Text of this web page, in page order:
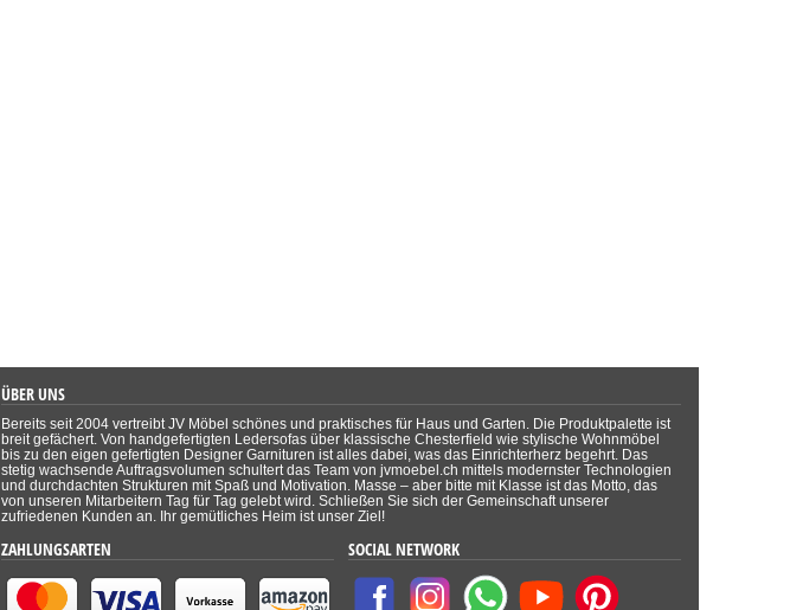
ÜBER UNS
Bereits seit 2004 vertreibt JV Möbel schönes und praktisches für Haus und Garten. Die Produktpalette ist
breit gefächert. Von handgefertigten Ledersofas über klassische Chesterfield wie stylische Wohnmöbel
bis zu den eigen gefertigten Designer Garnituren ist alles dabei, was das Einrichterherz begehrt. Das
stetig wachsende Auftragsvolumen schultert das Team von jvmoebel.ch mittels modernster Technologien
und durchdachten Strukturen mit Spaß und Motivation. Masse – aber bitte mit Klasse ist das Motto, das
von unseren Mitarbeitern Tag für Tag gelebt wird. Schließen Sie sich der Gemeinschaft unserer
zufriedenen Kunden an. Ihr gemütliches Heim ist unser Ziel!
ZAHLUNGSARTEN SOCIAL NETWORK